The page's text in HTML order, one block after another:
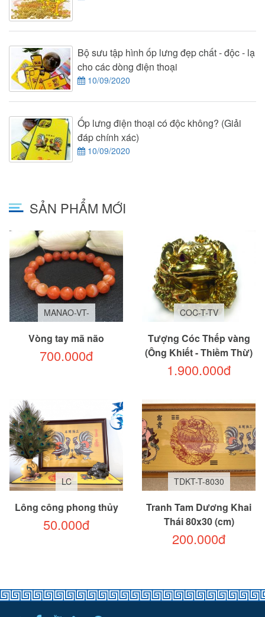
Bộ sưu tập hình ốp lưng đẹp chất - độc - lạ
cho các dòng điện thoại
10/09/2020
Ốp lưng điện thoại có độc không? (Giải
đáp chính xác)
10/09/2020
SẢN PHẨM MỚI
MANAO-VT-
Vòng tay mã não
700.000đ
COC-T-TV
Tượng Cóc Thếp vàng
(Ông Khiết - Thiềm Thừ)
1.900.000đ
LC
Lông công phong thủy
50.000đ
TDKT-T-8030
Tranh Tam Dương Khai
Thái 80x30 (cm)
200.000đ